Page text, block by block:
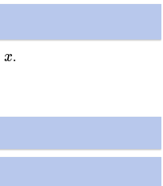
x.